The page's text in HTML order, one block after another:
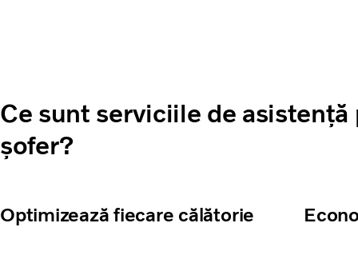
Ce sunt serviciile de asistență
șofer?
Optimizează fiecare călătorie